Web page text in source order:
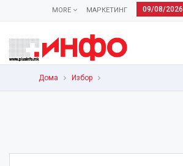
09/08/2026
МАРКЕТИНГ
MORE
Дома Избор